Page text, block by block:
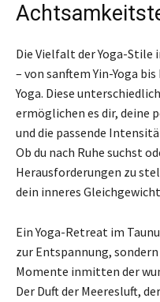
Die Vielfalt der Yoga-Stile
– von sanftem Yin-Yoga
Yoga. Diese
ermöglichen es dir, deine
und die passende
Ob du nach Ruhe suchst
Herausforderungen zu
dein inneres
Ein Yoga-Retreat im
zur Entspannung,
Momente inmitten der
Der Duft der Meeresluft,